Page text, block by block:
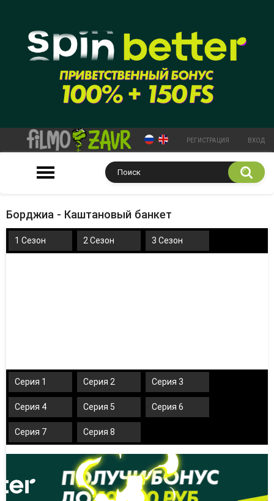
РЕГИСТРАЦИЯ ВХОД
Борджиа - Каштановый банкет
1 Сезон 2 Сезон 3 Сезон
Серия 1 Серия 2 Серия 3
Серия 4 Серия 5 Серия 6
Серия 7 Серия 8